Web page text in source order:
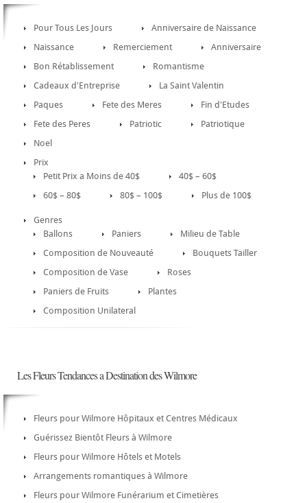
Pour Tous Les Jours
Anniversaire de Naissance
Naissance
Remerciement
Anniversaire
Bon Rétablissement
Romantisme
Cadeaux d'Entreprise
La Saint Valentin
Paques
Fete des Meres
Fin d'Etudes
Fete des Peres
Patriotic
Patriotique
Noel
Prix
Petit Prix a Moins de 40$
40$ – 60$
60$ – 80$
80$ – 100$ Plus de 100$
Genres
Ballons
Paniers
Milieu de Table
Composition de Nouveauté
Bouquets Tailler
Composition de Vase
Roses
Paniers de Fruits
Plantes
Composition Unilateral
Les Fleurs Tendances a Destination des Wilmore
Fleurs pour Wilmore Hôpitaux et Centres Médicaux
Guérissez Bientôt Fleurs à Wilmore
Fleurs pour Wilmore Hôtels et Motels
Arrangements romantiques à Wilmore
Fleurs pour Wilmore Funérarium et Cimetières